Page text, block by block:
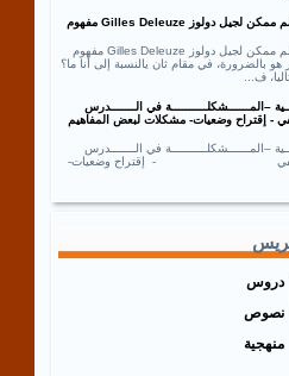
نص الغير كعالم ممكن لجيل دولوز Gilles Deleuze مفهوم
نص الغير كعالم ممكن لجيل دولوز Gilles Deleuze مفهوم
هو بالضرورة، في مقام ثان يالنسبة إلى أنا ما؟
ف...
–المــــــشكلــــــــــة في الـــــــدرس
- إقتراح وضعيات- مشكلات لبعض المفاهيم
–المــــــشكلــــــــــة في الـــــــدرس
- إقتراح وضعيات-
دروس
نصوص
منهجية